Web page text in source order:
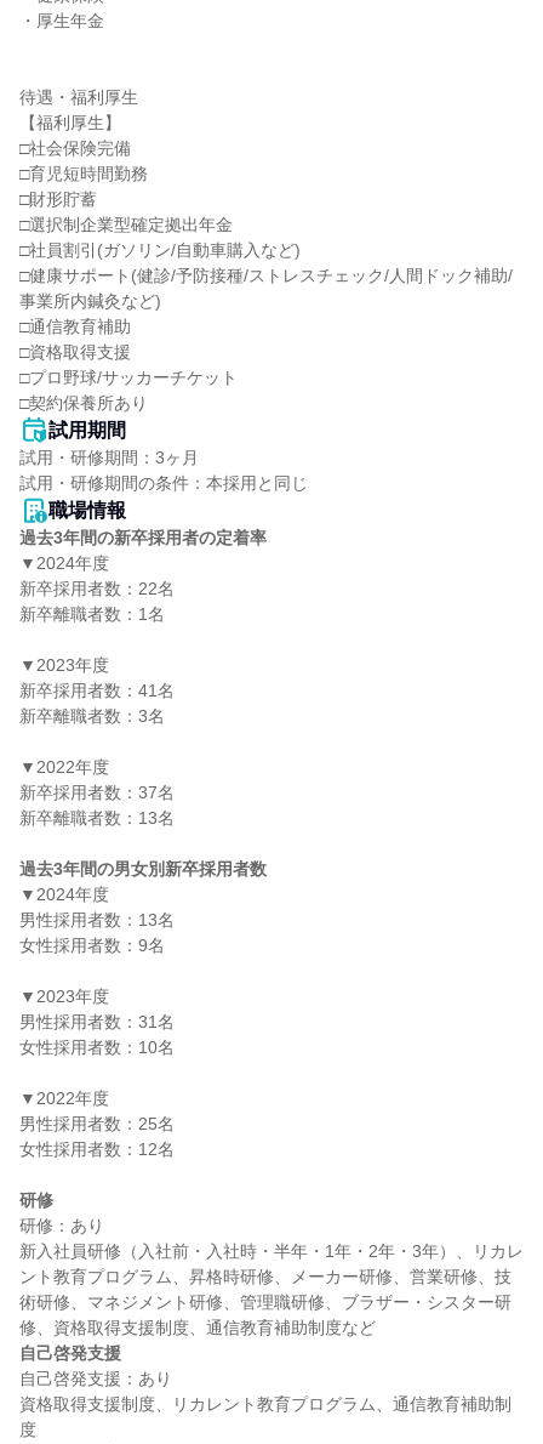
・厚生年金
待遇・福利厚生
【福利厚生】
□社会保険完備
□育児短時間勤務
□財形貯蓄
□選択制企業型確定拠出年金
□社員割引(ガソリン/自動車購入など)
□健康サポート(健診/予防接種/ストレスチェック/人間ドック補助/
事業所内鍼灸など)
□通信教育補助
□資格取得支援
□プロ野球/サッカーチケット
□契約保養所あり
試用期間
試用・研修期間：3ヶ月
職場情報
過去3年間の新卒採用者の定着率
▼2024年度
新卒採用者数：22名
新卒離職者数：1名
▼2023年度
新卒採用者数：41名
新卒離職者数：3名
▼2022年度
新卒採用者数：37名
新卒離職者数：13名
過去3年間の男女別新卒採用者数
▼2024年度
男性採用者数：13名
女性採用者数：9名
▼2023年度
男性採用者数：31名
女性採用者数：10名
▼2022年度
男性採用者数：25名
女性採用者数：12名
研修
研修：あり
新入社員研修（入社前・入社時・半年・1年・2年・3年）、リカレ
ント教育プログラム、昇格時研修、メーカー研修、営業研修、技
術研修、マネジメント研修、管理職研修、ブラザー・シスター研
自己啓発支援
自己啓発支援：あり
資格取得支援制度、リカレント教育プログラム、通信教育補助制